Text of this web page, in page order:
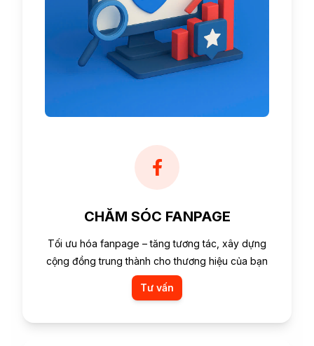
CHĂM SÓC FANPAGE
Tối ưu hóa fanpage – tăng tương tác, xây dựng
cộng đồng trung thành cho thương hiệu của bạn
Tư vấn